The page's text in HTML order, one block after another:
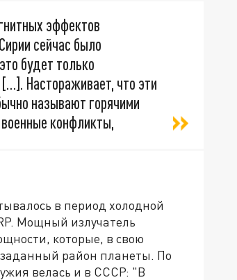
эффектов
сейчас было
будет только
Настораживает, что эти
называют горячими
конфликты,
в период холодной
Мощный излучатель
которые, в свою
заданный район планеты. По
велась и в СССР: "В